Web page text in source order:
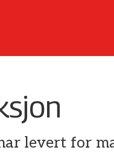
levert for